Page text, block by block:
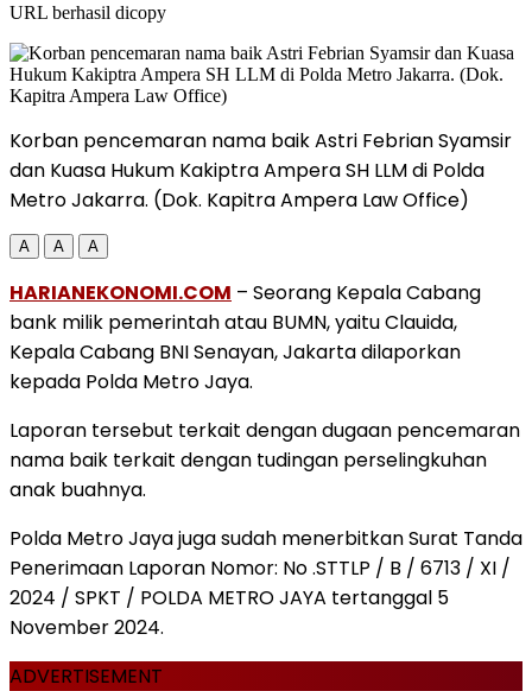
URL berhasil dicopy
Korban pencemaran nama baik Astri Febrian Syamsir
dan Kuasa Hukum Kakiptra Ampera SH LLM di Polda
Metro Jakarra. (Dok. Kapitra Ampera Law Office)
A A A
HARIANEKONOMI.COM – Seorang Kepala Cabang
bank milik pemerintah atau BUMN, yaitu Clauida,
Kepala Cabang BNI Senayan, Jakarta dilaporkan
kepada Polda Metro Jaya.
Laporan tersebut terkait dengan dugaan pencemaran
nama baik terkait dengan tudingan perselingkuhan
anak buahnya.
Polda Metro Jaya juga sudah menerbitkan Surat Tanda
Penerimaan Laporan Nomor: No .STTLP / B / 6713 / XI /
2024 / SPKT / POLDA METRO JAYA tertanggal 5
November 2024.
ADVERTISEMENT